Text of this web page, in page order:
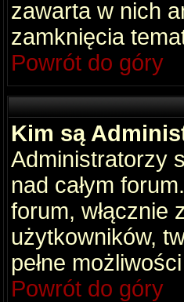
zawarta w nich
zamknięcia
Powrót do góry
Kim są
Administratorzy
nad całym
forum, włącznie
użytkowników,
pełne
Powrót do góry